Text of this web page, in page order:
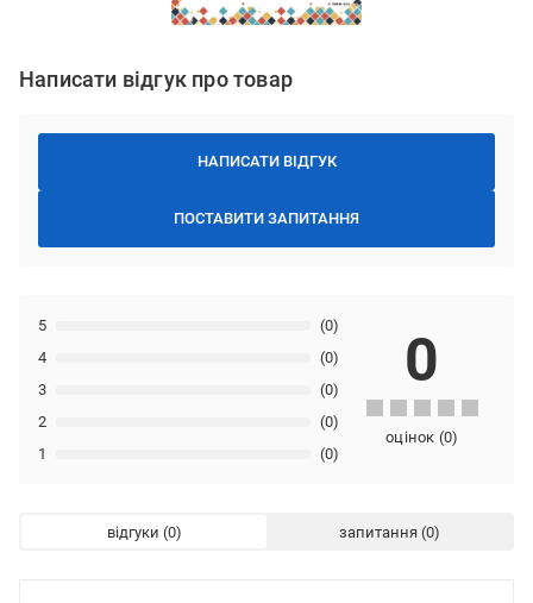
Написати відгук про товар
НАПИСАТИ ВІДГУК
ПОСТАВИТИ ЗАПИТАННЯ
1 (0)
2 (0)
3 (0)
4 (0)
5 (0)
0
оцінок (0)
відгуки запитання